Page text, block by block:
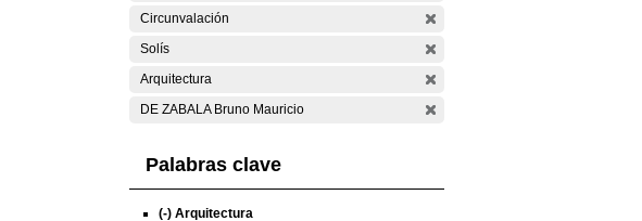
Circunvalación
Solís
Arquitectura
DE ZABALA Bruno Mauricio
Palabras clave
(-) Arquitectura